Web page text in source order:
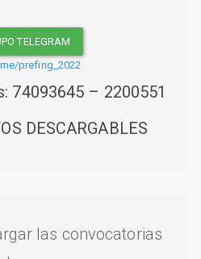
TELEGRAM
prefing_2022
74093645 – 2200551
DESCARGABLES
las convocatorias